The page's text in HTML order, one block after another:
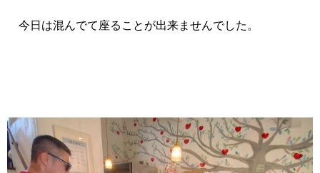
今日は混んでて座ることが出来ませんでした。